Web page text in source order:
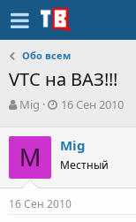
Обо всем
VTC на ВАЗ!!!
А
т
о
р
т
е
Mig
Д
а
н
ч
16 Сен 2010
M Mig
Местный
16 Сен 2010